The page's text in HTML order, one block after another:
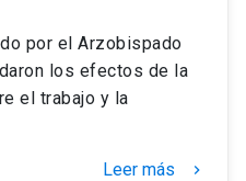
por el Arzobispado
los efectos de la
el trabajo y la
Leer más keyboard_arrow_right